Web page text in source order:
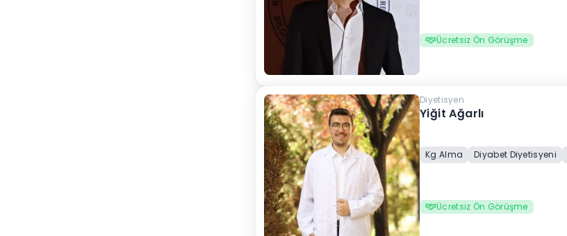
Ücretsiz Ön Görüşme
Yiğit Ağarlı
Diyetisyen
Kg Alma Diyabet Diyetisyeni
Ücretsiz Ön Görüşme